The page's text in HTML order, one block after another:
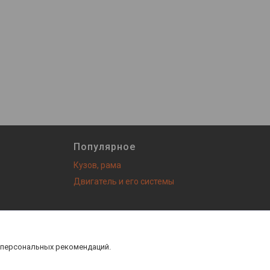
Популярное
Кузов, рама
Двигатель и его системы
рекомендаций.
|